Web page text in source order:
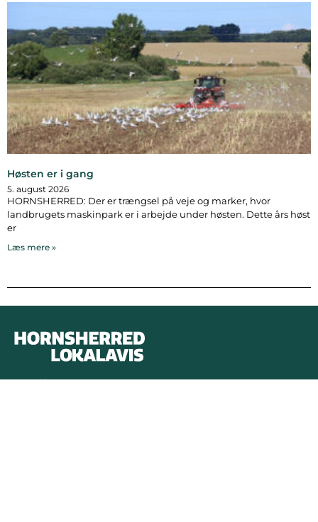
Høsten er i gang
5. august 2026
HORNSHERRED: Der er trængsel på veje og marker, hvor
landbrugets maskinpark er i arbejde under høsten. Dette års høst
er
Læs mere »
Bymidten 3A